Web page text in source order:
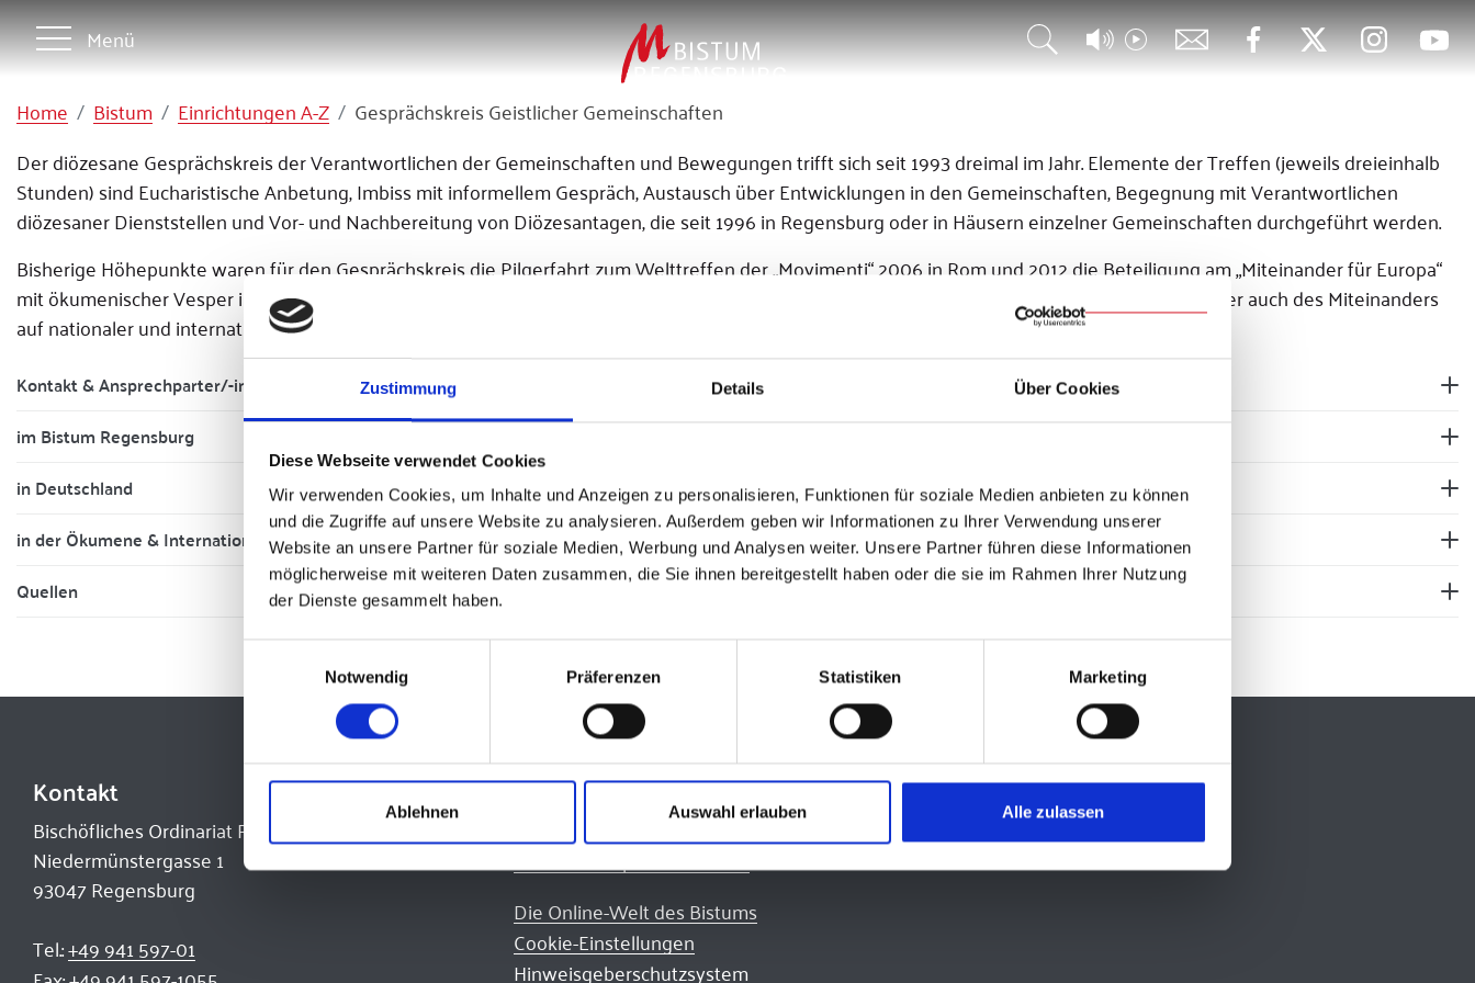
Zustimmung Details Über Cookies
Diese Webseite verwendet Cookies
Wir verwenden Cookies, um Inhalte und Anzeigen zu personalisieren, Funktionen für soziale Medien anbieten zu können
und die Zugriffe auf unsere Website zu analysieren. Außerdem geben wir Informationen zu Ihrer Verwendung unserer
Website an unsere Partner für soziale Medien, Werbung und Analysen weiter. Unsere Partner führen diese Informationen
möglicherweise mit weiteren Daten zusammen, die Sie ihnen bereitgestellt haben oder die sie im Rahmen Ihrer Nutzung
der Dienste gesammelt haben.
Notwendig
Präferenzen Statistiken Marketing
Ablehnen Auswahl erlauben Alle zulassen
Menü
Home Bistum Einrichtungen A-Z
Gesprächskreis Geistlicher Gemeinschaften
Der diözesane Gesprächskreis der Verantwortlichen der Gemeinschaften und Bewegungen trifft sich seit 1993 dreimal im Jahr. Elemente der Treffen (jeweils dreieinhalb
Stunden) sind Eucharistische Anbetung, Imbiss mit informellem Gespräch, Austausch über Entwicklungen in den Gemeinschaften, Begegnung mit Verantwortlichen
diözesaner Dienststellen und Vor- und Nachbereitung von Diözesantagen, die seit 1996 in Regensburg oder in Häusern einzelner Gemeinschaften durchgeführt werden.
Bisherige Höhepunkte waren für den Gesprächskreis die Pilgerfahrt zum Welttreffen der „Movimenti“ 2006 in Rom und 2012 die Beteiligung am „Miteinander für Europa“
mit ökumenischer Vesper im Regensburger Dom und politischem Festakt im Historischen Reichssaal Regensburg. Zur Geschichte im Bistum, aber auch des Miteinanders
auf nationaler und internationaler Ebene und in der Ökumene lesen Sie hier mehr.
Kontakt & Ansprechparter/-in
im Bistum Regensburg
in Deutschland
in der Ökumene & International
Quellen
Kontakt
Bischöfliches Ordinariat Regensburg
Niedermünstergasse 1
93047 Regensburg
Tel.:+49 941 597-01
Quicklinks
Lernplattform des Bistums
Informationsplattform PE34
Die Online-Welt des Bistums
Cookie-Einstellungen
Hinweisgeberschutzsystem
Social Media